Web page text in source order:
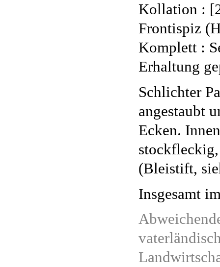
Kollation :
Frontispiz
Komplett :
Erhaltung
Schlichter
angestaubt
Ecken.
(Bleistift,
Insgesamt